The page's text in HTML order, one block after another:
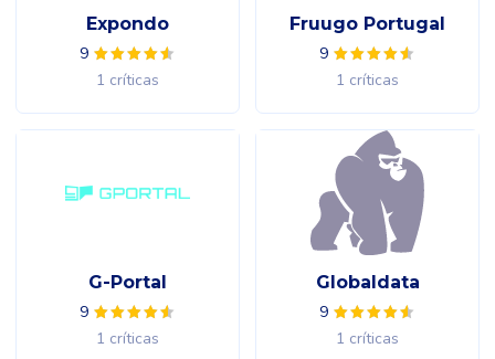
Expondo
9
1 críticas
Fruugo Portugal
9
1 críticas
G-Portal
9
1 críticas
Globaldata
9
1 críticas